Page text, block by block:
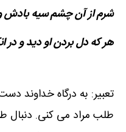
شرم از آن چشم سیه بادش
هر که دل بردن او دید و در
تعبیر: به درگاه خداوند
طلب مراد می کنی. دنبال